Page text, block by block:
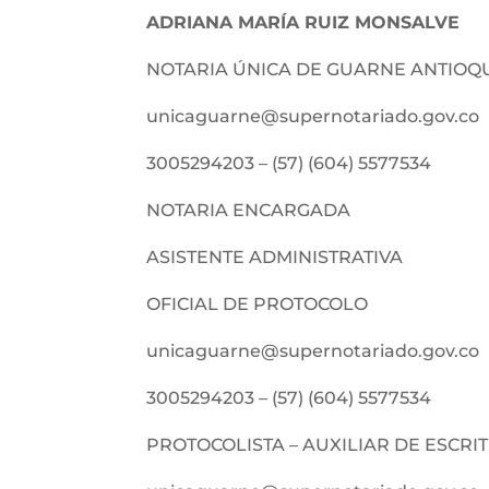
ADRIANA MARÍA RUIZ MONSALVE
NOTARIA ÚNICA DE GUARNE
unicaguarne@supernotariado.gov.co
3005294203 – (57) (604) 5577534
NOTARIA ENCARGADA
ASISTENTE ADMINISTRATIVA
OFICIAL DE PROTOCOLO
unicaguarne@supernotariado.gov.co
3005294203 – (57) (604) 5577534
PROTOCOLISTA – AUXILIAR DE